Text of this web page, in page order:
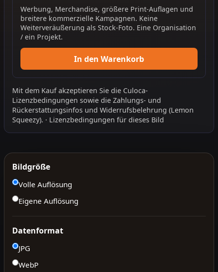
Werbung, Merchandise, größere Print-Auflagen und
breitere kommerzielle Kampagnen. Keine
Weiterveräußerung als Stock-Foto. Eine Organisation
/ ein Projekt.
In den Warenkorb
Mit dem Kauf akzeptieren Sie die Culoca-
Lizenzbedingungen sowie die Zahlungs- und
Rückerstattungsinfos und Widerrufsbelehrung (Lemon
Squeezy). · Lizenzbedingungen für dieses Bild
Bildgröße
Volle Auflösung
Eigene Auflösung
Datenformat
JPG
WebP